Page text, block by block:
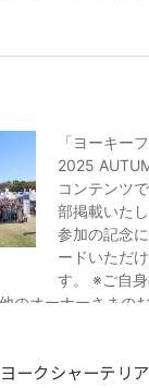
ヨークシャーテリア